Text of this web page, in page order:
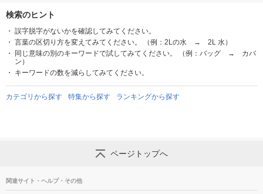
検索のヒント
誤字脱字がないかを確認してみてください。
言葉の区切り方を変えてみてください。 （例：2Lの水 → 2L 水）
同じ意味の別のキーワードで試してみてください。 （例：バッグ → カバ
ン）
キーワードの数を減らしてみてください。
カテゴリから探す 特集から探す ランキングから探す
ページトップへ
関連サイト・ヘルプ・その他